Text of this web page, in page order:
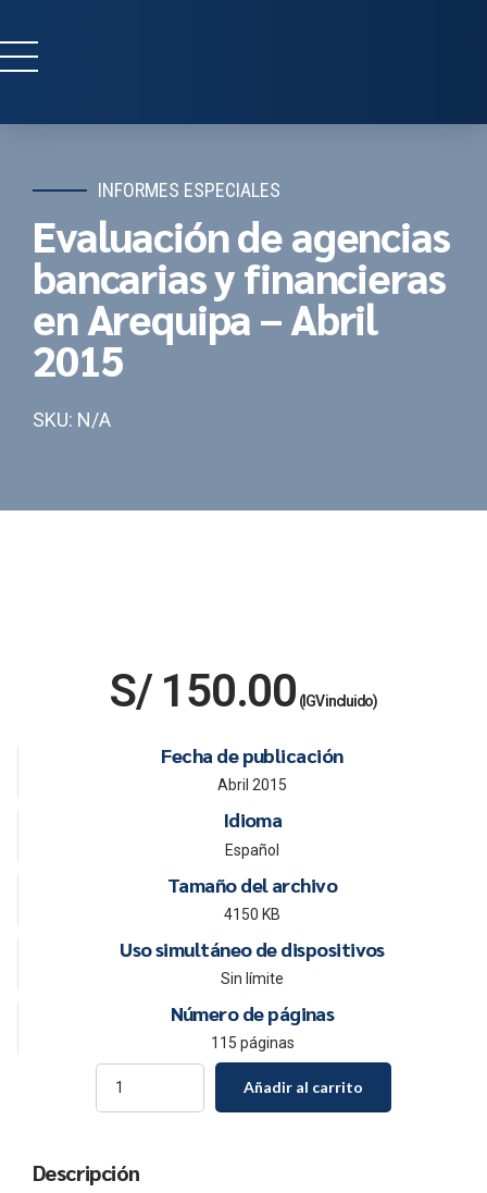
INFORMES ESPECIALES
Evaluación de agencias
bancarias y financieras
en Arequipa – Abril
2015
SKU: N/A
S/150.00 (IGV incluido)
Fecha de publicación
Abril 2015
Idioma
Español
Tamaño del archivo
4150 KB
Uso simultáneo de dispositivos
Sin límite
Número de páginas
115 páginas
Añadir al carrito
Descripción